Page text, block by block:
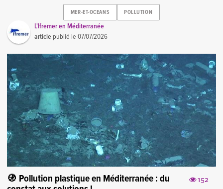
MER-ET-OCEANS POLLUTION
L'Ifremer en Méditerranée
article publié le07/07/2026
152
🚯 Pollution plastique en Méditerranée : du